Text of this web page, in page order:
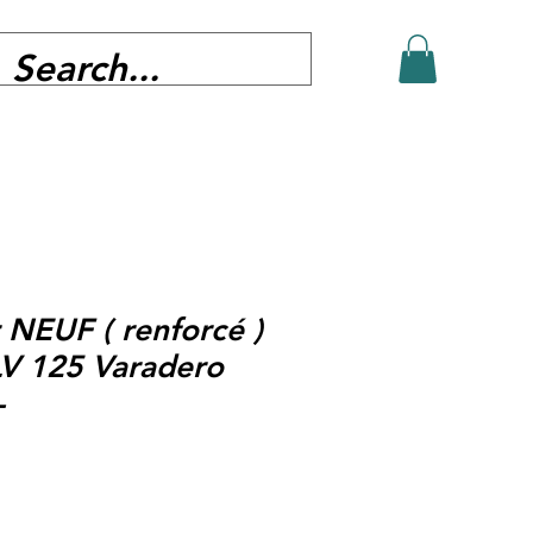
( renforcé )
125 Varadero